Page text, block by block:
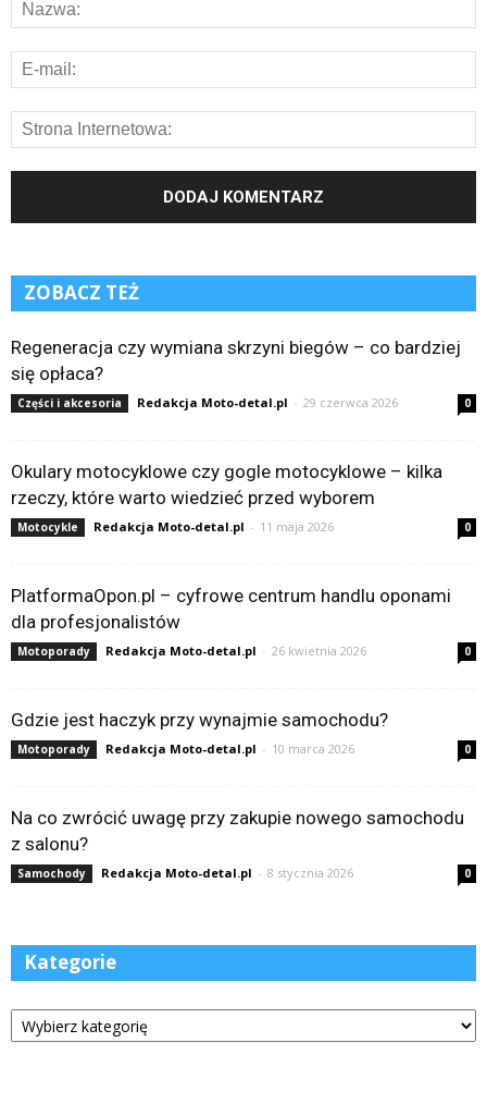
ZOBACZ TEŻ
Regeneracja czy wymiana skrzyni biegów – co bardziej
się opłaca?
Części i akcesoria Redakcja Moto-detal.pl - 29 czerwca 2026 0
Okulary motocyklowe czy gogle motocyklowe – kilka
rzeczy, które warto wiedzieć przed wyborem
Motocykle Redakcja Moto-detal.pl - 11 maja 2026 0
PlatformaOpon.pl – cyfrowe centrum handlu oponami
dla profesjonalistów
Motoporady Redakcja Moto-detal.pl - 26 kwietnia 2026 0
Gdzie jest haczyk przy wynajmie samochodu?
Motoporady Redakcja Moto-detal.pl - 10 marca 2026 0
Na co zwrócić uwagę przy zakupie nowego samochodu
z salonu?
Samochody Redakcja Moto-detal.pl - 8 stycznia 2026 0
Kategorie
Kategorie